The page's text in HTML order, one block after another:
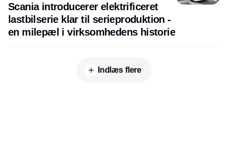
Scania introducerer elektrificeret
lastbilserie klar til serieproduktion -
en milepæl i virksomhedens historie
Indlæs flere